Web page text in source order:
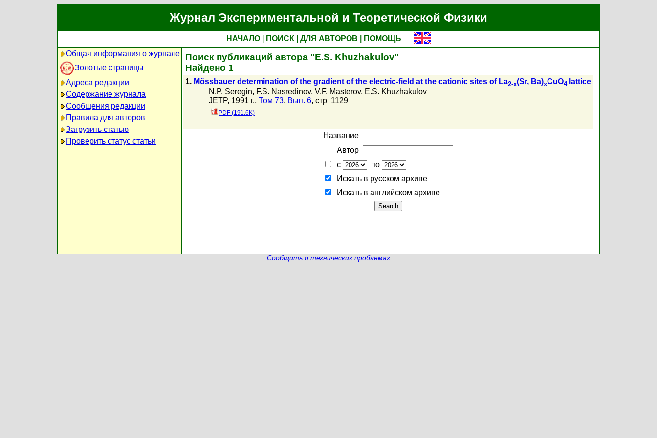
Журнал Экспериментальной и Теоретической Физики
НАЧАЛО ПОИСК ДЛЯ АВТОРОВ
ПОМОЩЬ
Общая информация о журнале
Золотые страницы
Адреса редакции
Содержание журнала
Сообщения редакции
Правила для авторов
Загрузить статью
Проверить статус статьи
Поиск публикаций автора "E.S. Khuzhakulov"
Найдено 1
1. Mössbauer determination of the gradient of the electric-field at the cationic sites of La2-x(Sr, Ba)xCuO4 lattice
N.P. Seregin, F.S. Nasredinov, V.F. Masterov, E.S. Khuzhakulov
JETP, 1991 г., Том 73, Вып. 6, стр. 1129
PDF (191.6K)
Название
Автор
с
по
Искать в русском архиве
Искать в английском архиве
Сообщить о технических проблемах